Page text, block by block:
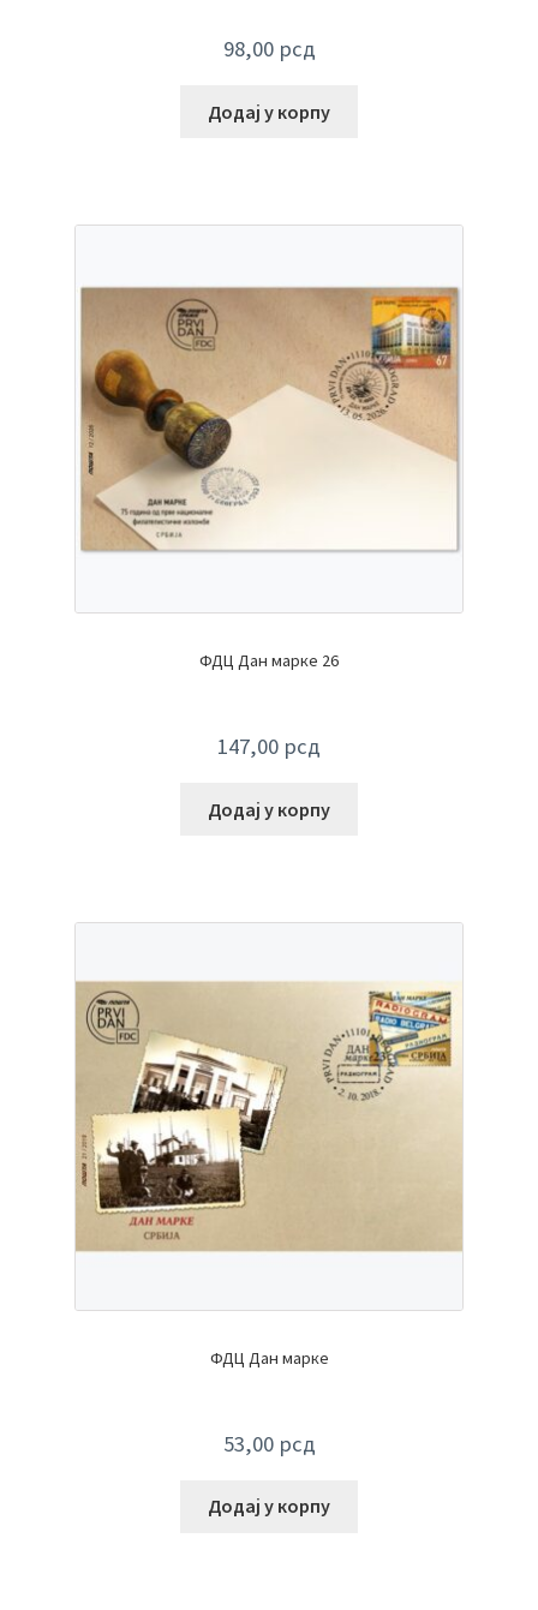
98,00 рсд
Додај у корпу
ФДЦ Дан марке 26
147,00 рсд
Додај у корпу
ФДЦ Дан марке
53,00 рсд
Додај у корпу